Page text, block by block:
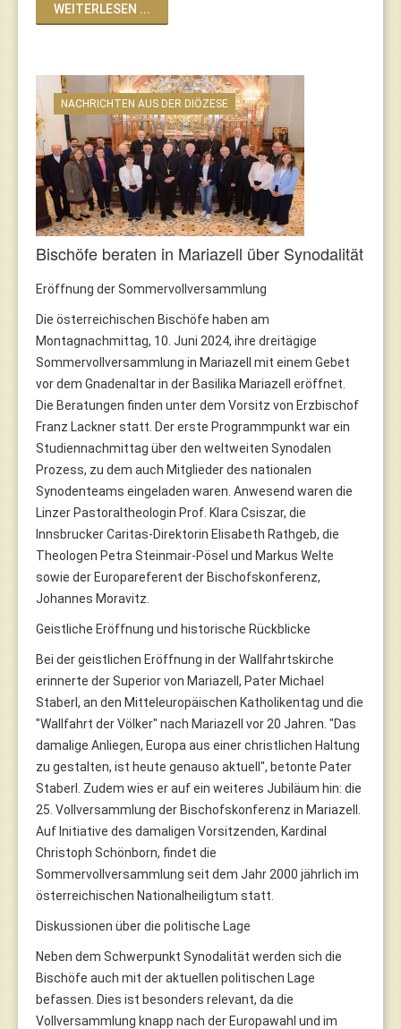
WEITERLESEN ...
NACHRICHTEN AUS DER DIÖZESE
Bischöfe beraten in Mariazell über Synodalität
Eröffnung der Sommervollversammlung
Die österreichischen Bischöfe haben am
Montagnachmittag, 10. Juni 2024, ihre dreitägige
Sommervollversammlung in Mariazell mit einem Gebet
vor dem Gnadenaltar in der Basilika Mariazell eröffnet.
Die Beratungen finden unter dem Vorsitz von Erzbischof
Franz Lackner statt. Der erste Programmpunkt war ein
Studiennachmittag über den weltweiten Synodalen
Prozess, zu dem auch Mitglieder des nationalen
Synodenteams eingeladen waren. Anwesend waren die
Linzer Pastoraltheologin Prof. Klara Csiszar, die
Innsbrucker Caritas-Direktorin Elisabeth Rathgeb, die
Theologen Petra Steinmair-Pösel und Markus Welte
sowie der Europareferent der Bischofskonferenz,
Johannes Moravitz.
Geistliche Eröffnung und historische Rückblicke
Bei der geistlichen Eröffnung in der Wallfahrtskirche
erinnerte der Superior von Mariazell, Pater Michael
Staberl, an den Mitteleuropäischen Katholikentag und die
"Wallfahrt der Völker" nach Mariazell vor 20 Jahren. "Das
damalige Anliegen, Europa aus einer christlichen Haltung
zu gestalten, ist heute genauso aktuell", betonte Pater
Staberl. Zudem wies er auf ein weiteres Jubiläum hin: die
25. Vollversammlung der Bischofskonferenz in Mariazell.
Auf Initiative des damaligen Vorsitzenden, Kardinal
Christoph Schönborn, findet die
Sommervollversammlung seit dem Jahr 2000 jährlich im
österreichischen Nationalheiligtum statt.
Diskussionen über die politische Lage
Neben dem Schwerpunkt Synodalität werden sich die
Bischöfe auch mit der aktuellen politischen Lage
befassen. Dies ist besonders relevant, da die
Vollversammlung knapp nach der Europawahl und im